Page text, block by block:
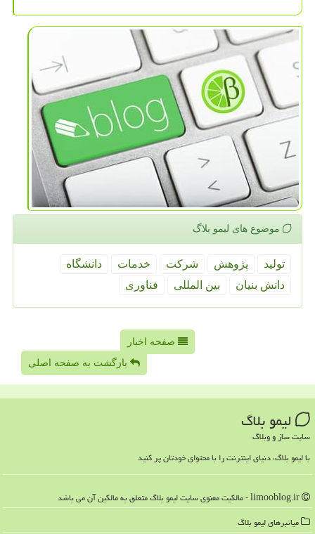
موضوع های لیمو بلاگ
تولید پژوهش شركت خدمات
دانشگاه
دانش بنیان
بین المللی فناوری
صفحه اخبار
بازگشت به صفحه اصلی
لیمو بلاگ
سایت ساز و وبلاگ
با لیمو بلاگ، دنیای اینترنت را با محتوای خودتان پر کنید
میانبرهای لیمو بلاگ